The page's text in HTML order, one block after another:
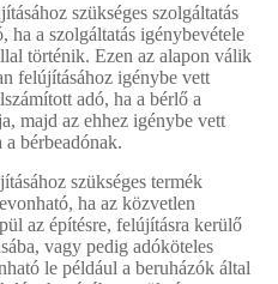
szükséges szolgáltatás
ha a szolgáltatás igénybevétele
történik. Ezen az alapon válik
felújításához igénybe vett
adó, ha a bérlő a
majd az ehhez igénybe vett
a bérbeadónak.
szükséges termék
ha az közvetlen
az építésre, felújításra kerülő
vagy pedig adóköteles
le például a beruházók által